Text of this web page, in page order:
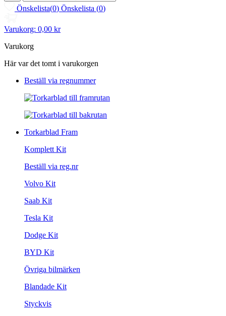
Önskelista(0) Önskelista (0)
Varukorg: 0,00 kr
Varukorg
Här var det tomt i varukorgen
Beställ via regnummer
Torkarblad Fram
Komplett Kit
Beställ via reg.nr
Volvo Kit
Saab Kit
Tesla Kit
Dodge Kit
BYD Kit
Övriga bilmärken
Blandade Kit
Styckvis